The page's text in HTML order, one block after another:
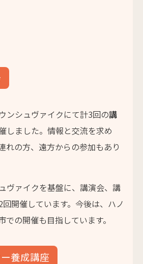
ンシュヴァイクにて計3回の講
しました。情報と交流を求め
れの方、遠方からの参加もあり
ヴァイクを基盤に、講演会、講
開催しています。今後は、ハノ
での開催も目指しています。
養成講座